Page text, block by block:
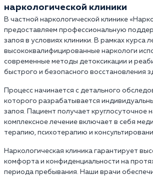
наркологической клиники
В частной наркологической клинике
предоставляем профессиональную
запоя в условиях клиники. В рамках курса
высококвалифицированные наркологи
современные методы детоксикации и
быстрого и безопасного восстановления
Процесс начинается с детального
которого разрабатывается
запоя. Пациент получает круглосуточное
комплексное лечение включает в себя
терапию, психотерапию и
Наркологическая клиника гарантирует
комфорта и конфиденциальности на
периода пребывания. Наши врачи